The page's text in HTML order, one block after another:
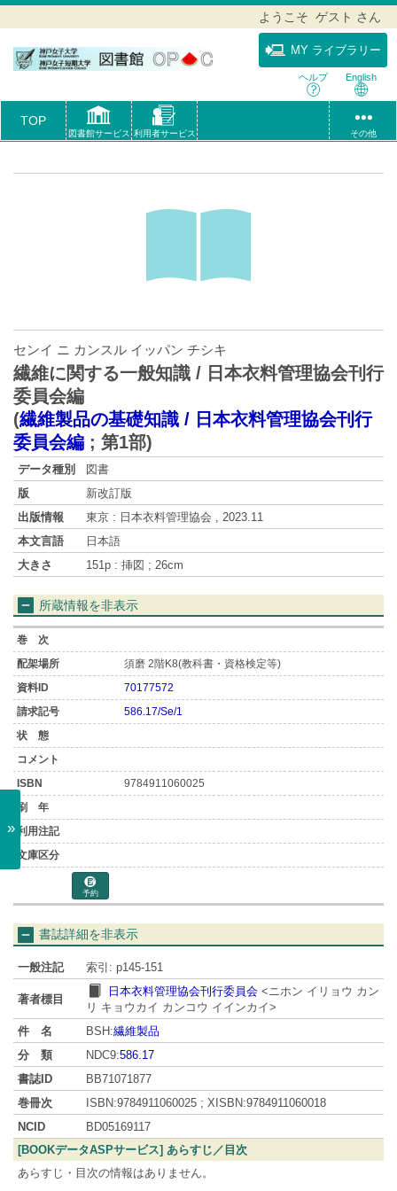
ようこそ ゲスト さん
MY ライブラリー
ヘルプ English
TOP
図書館サービス 利用者サービス その他
»
センイ ニ カンスル イッパン チシキ
繊維に関する一般知識 / 日本衣料管理協会刊行
委員会編
(繊維製品の基礎知識 / 日本衣料管理協会刊行
委員会編 ; 第1部)
データ種別
図書
版
新改訂版
出版情報
東京 : 日本衣料管理協会 , 2023.11
本文言語
日本語
大きさ
151p : 挿図 ; 26cm
所蔵情報を非表示
須磨 2階K8(教科書・資格検定等)
70177572
586.17/Se/1
9784911060025
予約
書誌詳細を非表示
一般注記 索引: p145-151
著者標目
日本衣料管理協会刊行委員会 <ニホン イリョウ カン
リ キョウカイ カンコウ イインカイ>
件 名
BSH:繊維製品
分 類
NDC9:586.17
書誌ID
BB71071877
巻冊次
ISBN:9784911060025 ; XISBN:9784911060018
NCID
BD05169117
[BOOKデータASPサービス] あらすじ／目次
あらすじ・目次の情報はありません。